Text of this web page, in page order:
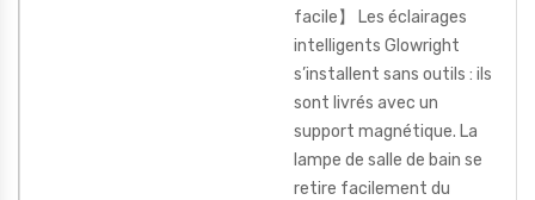
facile】 Les éclairages
intelligents Glowright
s’installent sans outils : ils
sont livrés avec un
support magnétique. La
lampe de salle de bain se
retire facilement du